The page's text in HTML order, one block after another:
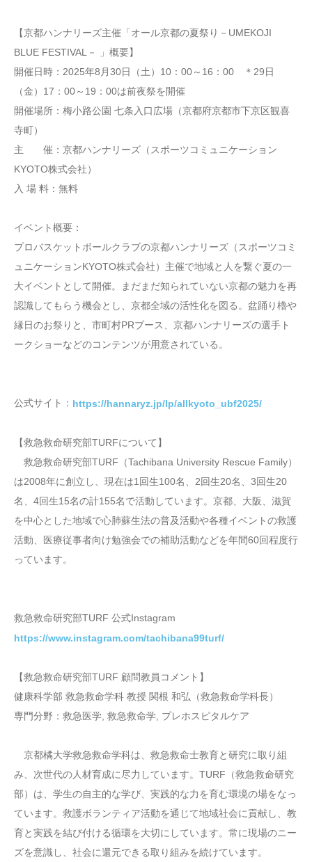
【京都ハンナリーズ主催「オール京都の夏祭り－UMEKOJI
BLUE FESTIVAL－ 」概要】
開催日時：2025年8月30日（土）10：00～16：00 ＊29日
（金）17：00～19：00は前夜祭を開催
開催場所：梅小路公園 七条入口広場（京都府京都市下京区観喜
寺町）
主 催：京都ハンナリーズ（スポーツコミュニケーション
KYOTO株式会社）
入 場 料：無料
イベント概要：
プロバスケットボールクラブの京都ハンナリーズ（スポーツコミ
ュニケーションKYOTO株式会社）主催で地域と人を繋ぐ夏の一
大イベントとして開催。まだまだ知られていない京都の魅力を再
認識してもらう機会とし、京都全域の活性化を図る。盆踊り櫓や
縁日のお祭りと、市町村PRブース、京都ハンナリーズの選手ト
ークショーなどのコンテンツが用意されている。
公式サイト： https://hannaryz.jp/lp/allkyoto_ubf2025/
【救急救命研究部TURFについて】
救急救命研究部TURF（Tachibana University Rescue Family）
は2008年に創立し、現在は1回生100名、2回生20名、3回生20
名、4回生15名の計155名で活動しています。京都、大阪、滋賀
を中心とした地域で心肺蘇生法の普及活動や各種イベントの救護
活動、医療従事者向け勉強会での補助活動などを年間60回程度行
っています。
救急救命研究部TURF 公式Instagram
https://www.instagram.com/tachibana99turf/
【救急救命研究部TURF 顧問教員コメント】
健康科学部 救急救命学科 教授 関根 和弘（救急救命学科長）
専門分野：救急医学, 救急救命学, プレホスピタルケア
京都橘大学救急救命学科は、救急救命士教育と研究に取り組
み、次世代の人材育成に尽力しています。TURF（救急救命研究
部）は、学生の自主的な学び、実践的な力を育む環境の場をなっ
ています。救護ボランティア活動を通じて地域社会に貢献し、教
育と実践を結び付ける循環を大切にしています。常に現場のニー
ズを意識し、社会に還元できる取り組みを続けています。